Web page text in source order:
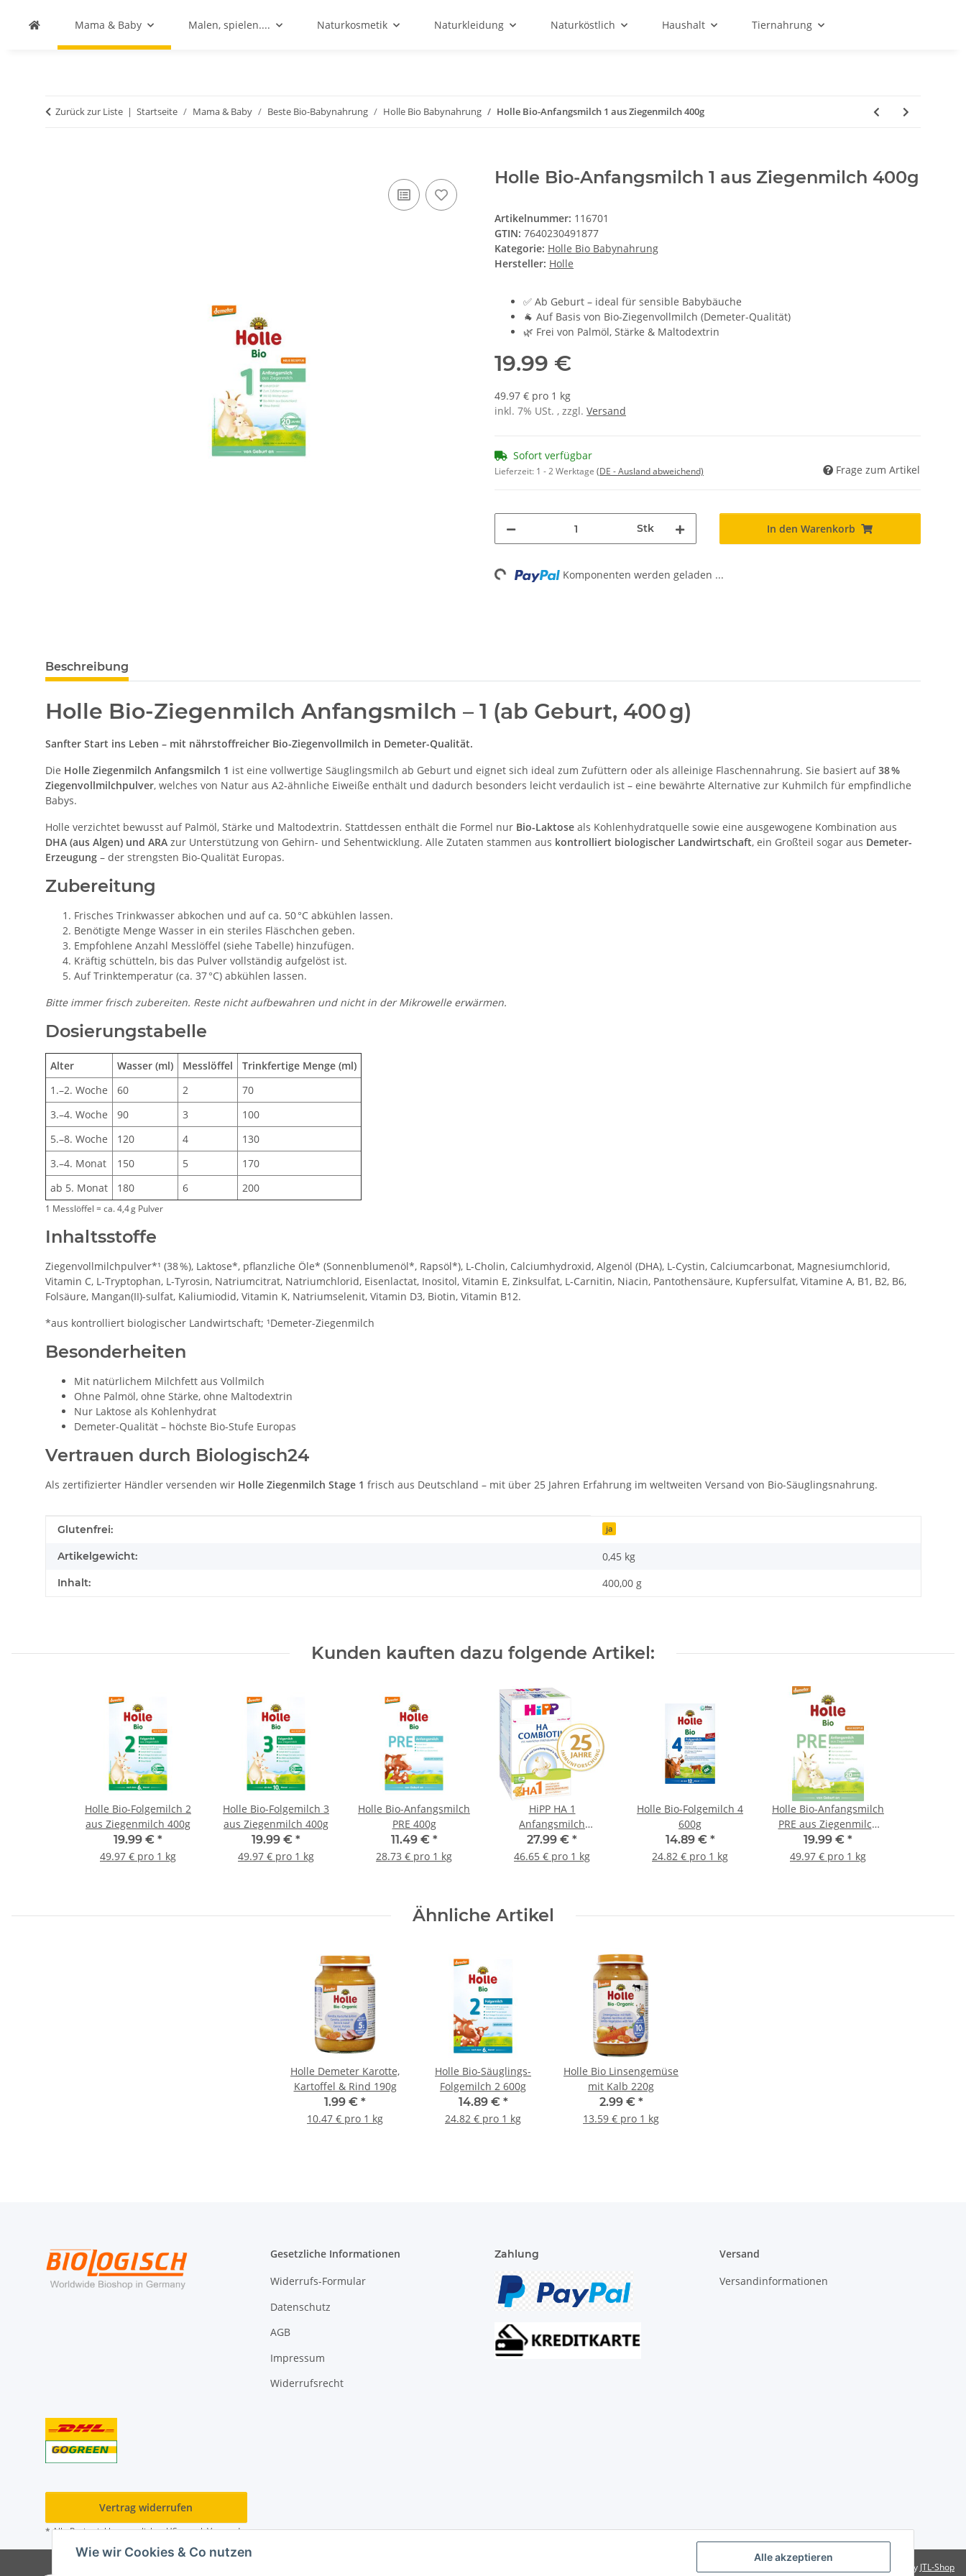
Alle akzeptieren
Wie wir Cookies & Co nutzen
Mama & Baby Malen, spielen.... Naturkosmetik Naturkleidung Naturköstlich Haushalt Tiernahrung
Zurück zur Liste Startseite Mama & Baby Beste Bio-Babynahrung Holle Bio Babynahrung Holle Bio-Anfangsmilch 1 aus Ziegenmilch 400g
Holle Bio-Anfangsmilch 1 aus Ziegenmilch 400g
Artikelnummer: 116701
GTIN: 7640230491877
Kategorie: Holle Bio Babynahrung
Hersteller: Holle
✅ Ab Geburt – ideal für sensible Babybäuche
🐐 Auf Basis von Bio-Ziegenvollmilch (Demeter-Qualität)
🌿 Frei von Palmöl, Stärke & Maltodextrin
19.99 €
49.97 € pro 1 kg
inkl. 7% USt. , zzgl. Versand
Sofort verfügbar
Lieferzeit: 1 - 2 Werktage (DE - Ausland abweichend) Frage zum Artikel
Stk In den Warenkorb
Loading... Komponenten werden geladen ...
Beschreibung
Holle Bio-Ziegenmilch Anfangsmilch – 1 (ab Geburt, 400 g)
Sanfter Start ins Leben – mit nährstoffreicher Bio-Ziegenvollmilch in Demeter-Qualität.
Die Holle Ziegenmilch Anfangsmilch 1 ist eine vollwertige Säuglingsmilch ab Geburt und eignet sich ideal zum Zufüttern oder als alleinige Flaschennahrung. Sie basiert auf38 %
Ziegenvollmilchpulver, welches von Natur aus A2-ähnliche Eiweiße enthält und dadurch besonders leicht verdaulich ist – eine bewährte Alternative zur Kuhmilch für empfindliche
Babys.
Holle verzichtet bewusst auf Palmöl, Stärke und Maltodextrin. Stattdessen enthält die Formel nur Bio-Laktose als Kohlenhydratquelle sowie eine ausgewogene Kombination aus
DHA (aus Algen) und ARA zur Unterstützung von Gehirn- und Sehentwicklung. Alle Zutaten stammen aus kontrolliert biologischer Landwirtschaft, ein Großteil sogar aus Demeter-
Erzeugung – der strengsten Bio-Qualität Europas.
Zubereitung
Frisches Trinkwasser abkochen und auf ca. 50 °C abkühlen lassen.
Benötigte Menge Wasser in ein steriles Fläschchen geben.
Empfohlene Anzahl Messlöffel (siehe Tabelle) hinzufügen.
Kräftig schütteln, bis das Pulver vollständig aufgelöst ist.
Auf Trinktemperatur (ca. 37 °C) abkühlen lassen.
Bitte immer frisch zubereiten. Reste nicht aufbewahren und nicht in der Mikrowelle erwärmen.
Dosierungstabelle
Alter Wasser (ml) Messlöffel
Trinkfertige Menge (ml)
1.–2. Woche
60 2
70
3.–4. Woche
90 3
100
5.–8. Woche
120 4
130
3.–4. Monat
150 5
170
ab 5. Monat
180 6 200
1 Messlöffel = ca. 4,4 g Pulver
Inhaltsstoffe
Ziegenvollmilchpulver*¹ (38 %), Laktose*, pflanzliche Öle* (Sonnenblumenöl*, Rapsöl*), L-Cholin, Calciumhydroxid, Algenöl (DHA), L-Cystin, Calciumcarbonat, Magnesiumchlorid,
Vitamin C, L-Tryptophan, L-Tyrosin, Natriumcitrat, Natriumchlorid, Eisenlactat, Inositol, Vitamin E, Zinksulfat, L-Carnitin, Niacin, Pantothensäure, Kupfersulfat, Vitamine A, B1, B2, B6,
Folsäure, Mangan(II)-sulfat, Kaliumiodid, Vitamin K, Natriumselenit, Vitamin D3, Biotin, Vitamin B12.
*aus kontrolliert biologischer Landwirtschaft; ¹Demeter-Ziegenmilch
Besonderheiten
Mit natürlichem Milchfett aus Vollmilch
Ohne Palmöl, ohne Stärke, ohne Maltodextrin
Nur Laktose als Kohlenhydrat
Demeter-Qualität – höchste Bio-Stufe Europas
Vertrauen durch Biologisch24
Als zertifizierter Händler versenden wir Holle Ziegenmilch Stage 1 frisch aus Deutschland – mit über 25 Jahren Erfahrung im weltweiten Versand von Bio-Säuglingsnahrung.
Produkteigenschaft
Wert
Glutenfrei: ja
Artikelgewicht: 0,45 kg
Inhalt: 400,00 g
Kunden kauften dazu folgende Artikel:
Holle Bio-Folgemilch 2
aus Ziegenmilch 400g
19.99 € *
49.97 € pro 1 kg
Holle Bio-Folgemilch 3
aus Ziegenmilch 400g
19.99 € *
49.97 € pro 1 kg
Holle Bio-Anfangsmilch
PRE 400g
11.49 € *
28.73 € pro 1 kg
HiPP HA 1
Anfangsmilch
Combiotik® 600g
27.99 € *
46.65 € pro 1 kg
Holle Bio-Folgemilch 4
600g
14.89 € *
24.82 € pro 1 kg
Holle Bio-Anfangsmilch
PRE aus Ziegenmilch
400g
19.99 € *
49.97 € pro 1 kg
Ähnliche Artikel
Holle Demeter Karotte,
Kartoffel & Rind 190g
1.99 € *
10.47 € pro 1 kg
Holle Bio-Säuglings-
Folgemilch 2 600g
14.89 € *
24.82 € pro 1 kg
Holle Bio Linsengemüse
mit Kalb 220g
2.99 € *
13.59 € pro 1 kg
Gesetzliche Informationen
Widerrufs-Formular
Datenschutz
AGB
Impressum
Widerrufsrecht
Zahlung Versand
Versandinformationen
Vertrag widerrufen
* Alle Preise inkl. gesetzlicher USt., zzgl.Versand
Powered by JTL-Shop